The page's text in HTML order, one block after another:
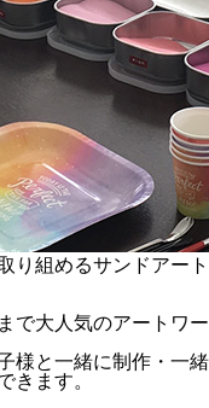
り組めるサンドアート
で大人気のアートワー
様と一緒に制作・一緒
きます。